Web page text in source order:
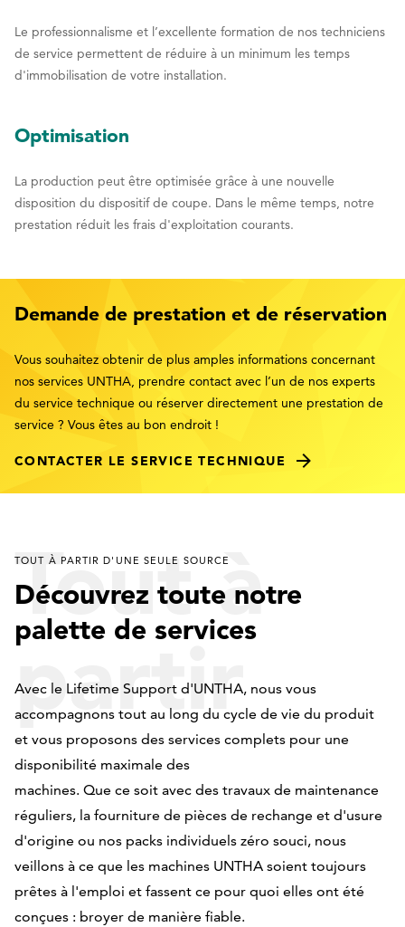
Le professionnalisme et l’excellente formation de nos techniciens
de service permettent de réduire à un minimum les temps
d'immobilisation de votre installation.
Optimisation
La production peut être optimisée grâce à une nouvelle
disposition du dispositif de coupe. Dans le même temps, notre
prestation réduit les frais d'exploitation courants.
Demande de prestation et de réservation
Vous souhaitez obtenir de plus amples informations concernant
nos services UNTHA, prendre contact avec l’un de nos experts
du service technique ou réserver directement une prestation de
service ? Vous êtes au bon endroit !
CONTACTER LE SERVICE TECHNIQUE
Tout à
partir
d'une
seule
TOUT À PARTIR D'UNE SEULE SOURCE
Découvrez toute notre
palette de services
Avec le Lifetime Support d'UNTHA, nous vous
accompagnons tout au long du cycle de vie du produit
et vous proposons des services complets pour une
disponibilité maximale des
machines. Que ce soit avec des travaux de maintenance
réguliers, la fourniture de pièces de rechange et d'usure
d'origine ou nos packs individuels zéro souci, nous
veillons à ce que les machines UNTHA soient toujours
prêtes à l'emploi et fassent ce pour quoi elles ont été
conçues : broyer de manière fiable.